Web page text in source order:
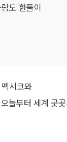
도 한둘이
시코와
늘부터 세계 곳곳